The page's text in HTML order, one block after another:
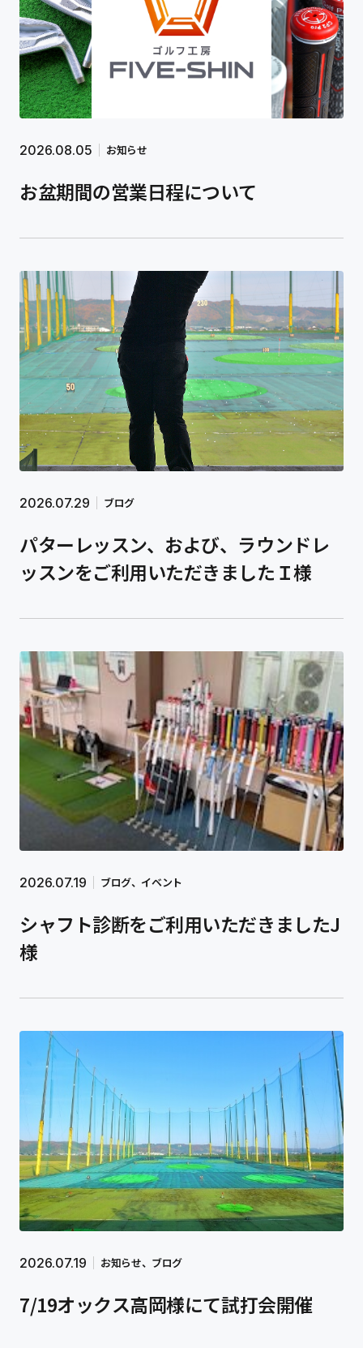
〒933-0827
富山県高岡市泉が丘 3300-57 福原ビル１階
TEL 070-8998-0902
店舗予約
お問い合わせ
プライバシーポリシー
2026.08.05 お知らせ
お盆期間の営業日程について
2026.07.29 ブログ
パターレッスン、および、ラウンドレ
ッスンをご利用いただきましたＩ様
2026.07.19 ブログ イベント
シャフト診断をご利用いただきましたJ
様
2026.07.19 お知らせ ブログ
7/19オックス高岡様にて試打会開催